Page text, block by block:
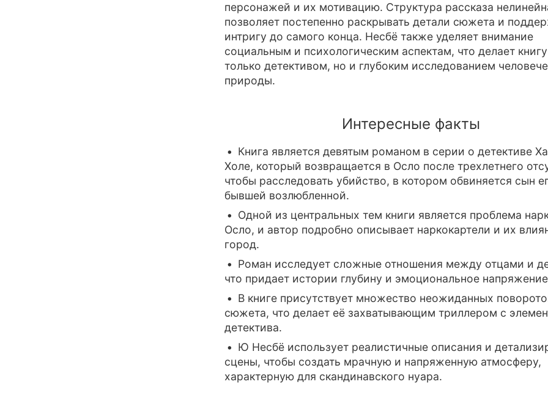
персонажей и их мотивацию. Структура рассказа
позволяет постепенно раскрывать детали сюжета и
интригу до самого конца. Несбё также уделяет внимание
социальным и психологическим аспектам, что делает
только детективом, но и глубоким исследованием
природы.
Интересные факты
Книга является девятым романом в серии о детективе
Холе, который возвращается в Осло после трехлетнего
чтобы расследовать убийство, в котором обвиняется сын
бывшей возлюбленной.
Одной из центральных тем книги является проблема
Осло, и автор подробно описывает наркокартели и их
город.
Роман исследует сложные отношения между отцами и
что придает истории глубину и эмоциональное
В книге присутствует множество неожиданных
сюжета, что делает её захватывающим триллером с
детектива.
Ю Несбё использует реалистичные описания и
сцены, чтобы создать мрачную и напряженную атмосферу,
характерную для скандинавского нуара.